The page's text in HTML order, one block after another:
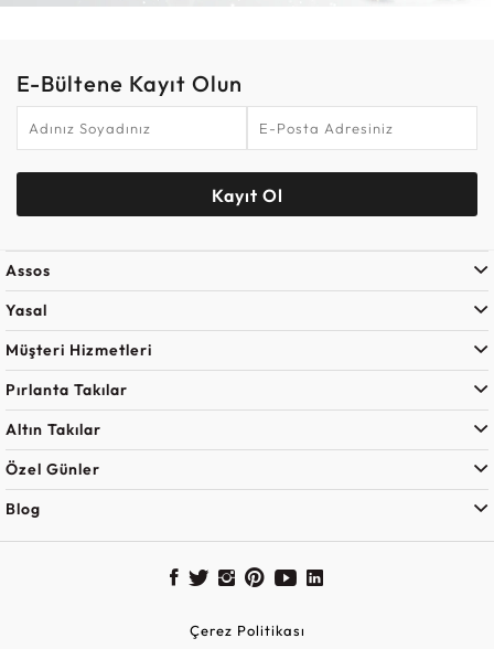
E-Bültene Kayıt Olun
Kayıt Ol
Assos
Yasal
Müşteri Hizmetleri
Pırlanta Takılar
Altın Takılar
Özel Günler
Blog
Çerez Politikası